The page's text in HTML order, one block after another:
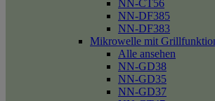
NN-CT56
NN-DF385
NN-DF383
Mikrowelle mit
Alle ansehen
NN-GD38
NN-GD35
NN-GD37